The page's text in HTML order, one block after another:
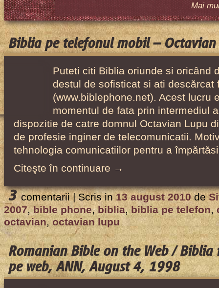
Mai
Biblia pe telefonul mobil –
Puteti citi Biblia oriunde si oricând
destul de sofisticat si ati descărcat
(www.biblephone.net). Acest lucru
momentul de fata prin intermediul
dispozitie de catre domnul Octavian Lupu
de profesie inginer de telecomunicatii.
tehnologia comunicatiilor pentru a
Citeşte în continuare →
3 comentarii |Scris in 13 august 2010 de
2007,bible phone,biblia,biblia pe telefon,
octavian,octavian lupu
Romanian Bible on the Web /
pe web, ANN, August 4, 1998